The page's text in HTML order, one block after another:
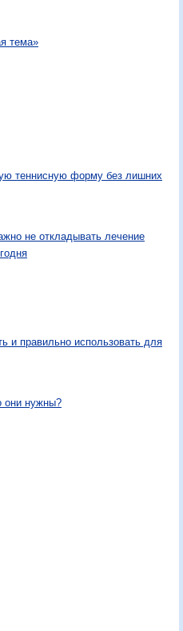
тема»
теннисную форму без лишних
не откладывать лечение
и правильно использовать для
они нужны?